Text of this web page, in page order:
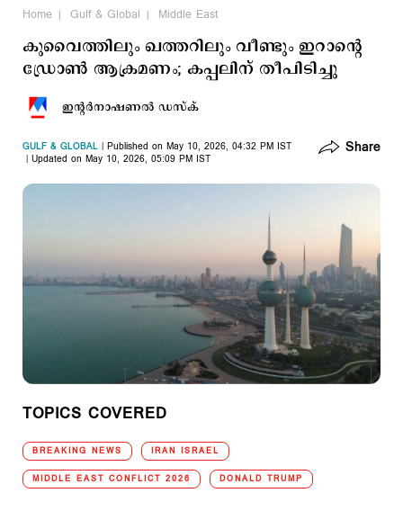
Home Gulf & Global Middle East
കുവൈത്തിലും ഖത്തറിലും വീണ്ടും ഇറാന്റെ
ഡ്രോണ്‍ ആക്രമണം; കപ്പലിന് തീപിടിച്ചു
ഇന്‍റര്‍നാഷണല്‍ ഡസ്ക്
GULF & GLOBAL
Published on May 10, 2026, 04:32 PM IST
Updated on May 10, 2026, 05:09 PM IST
Share
TOPICS COVERED
BREAKING NEWS IRAN ISRAEL
MIDDLE EAST CONFLICT 2026 DONALD TRUMP